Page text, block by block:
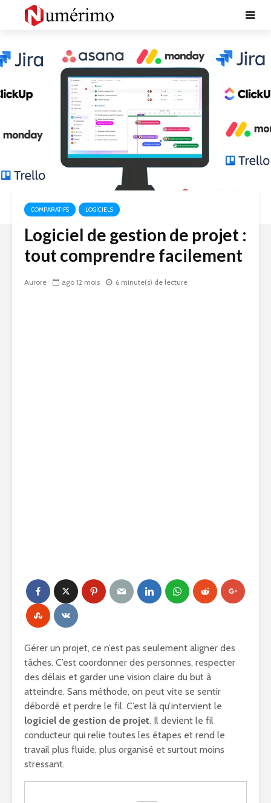
COMPARATIFS LOGICIELS
Logiciel de gestion de projet :
tout comprendre facilement
Aurore ago 12 mois 6 minute(s) de lecture
Gérer un projet, ce n’est pas seulement aligner des
tâches. C’est coordonner des personnes, respecter
des délais et garder une vision claire du but à
atteindre. Sans méthode, on peut vite se sentir
débordé et perdre le fil. C’est là qu’intervient le
logiciel de gestion de projet. Il devient le fil
conducteur qui relie toutes les étapes et rend le
travail plus fluide, plus organisé et surtout moins
stressant.